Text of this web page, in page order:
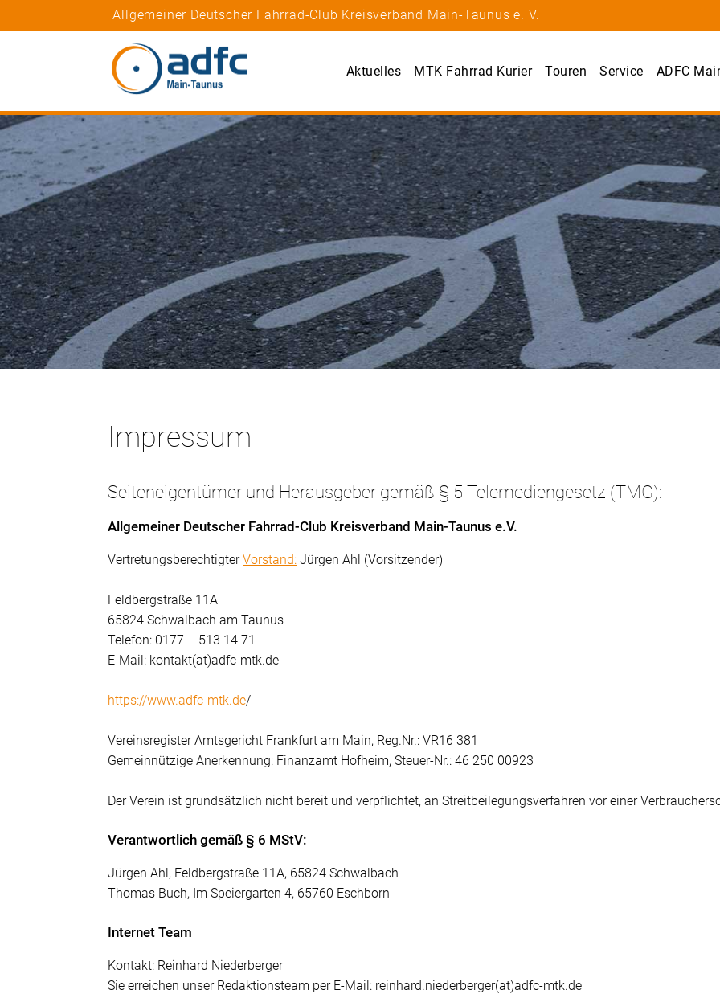
Allgemeiner Deutscher Fahrrad-Club Kreisverband Main-Taunus e. V.
Aktuelles MTK Fahrrad Kurier Touren Service ADFC
Impressum
Seiteneigentümer und Herausgeber gemäß § 5 Telemediengesetz (TMG):
Allgemeiner Deutscher Fahrrad-Club Kreisverband Main-Taunus e.V.
VertretungsberechtigterVorstand: Jürgen Ahl (Vorsitzender)
Feldbergstraße 11A
65824 Schwalbach am Taunus
Telefon: 0177 – 513 14 71
E-Mail: kontakt(at)adfc-mtk.de
https://www.adfc-mtk.de/
Vereinsregister Amtsgericht Frankfurt am Main, Reg.Nr.: VR16 381
Gemeinnützige Anerkennung: Finanzamt Hofheim, Steuer-Nr.: 46 250 00923
Der Verein ist grundsätzlich nicht bereit und verpflichtet, an Streitbeilegungsverfahren vor einer
Verantwortlich gemäß § 6 MStV:
Jürgen Ahl, Feldbergstraße 11A, 65824 Schwalbach
Thomas Buch, Im Speiergarten 4, 65760 Eschborn
Internet Team
Kontakt: Reinhard Niederberger
Sie erreichen unser Redaktionsteam per E-Mail: reinhard.niederberger(at)adfc-mtk.de